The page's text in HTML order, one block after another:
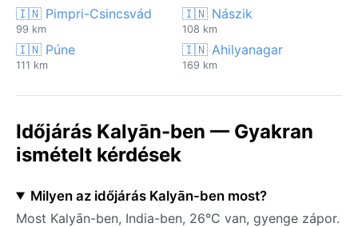
🇮🇳 Pimpri-Csincsvád
99 km
🇮🇳 Nászik
108 km
🇮🇳 Púne
111 km
🇮🇳 Ahilyanagar
169 km
Időjárás Kalyān-ben — Gyakran
ismételt kérdések
Milyen az időjárás Kalyān-ben most?
Most Kalyān-ben, India-ben, 26°C van, gyenge zápor.